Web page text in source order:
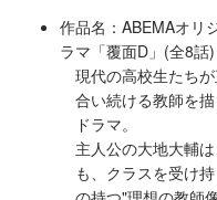
作品名：ABEMAオリ
ラマ「覆面D」(全8話)
現代の高校生たち
合い続ける教師を
ドラマ。
主人公の大地大輔
も、クラスを受け